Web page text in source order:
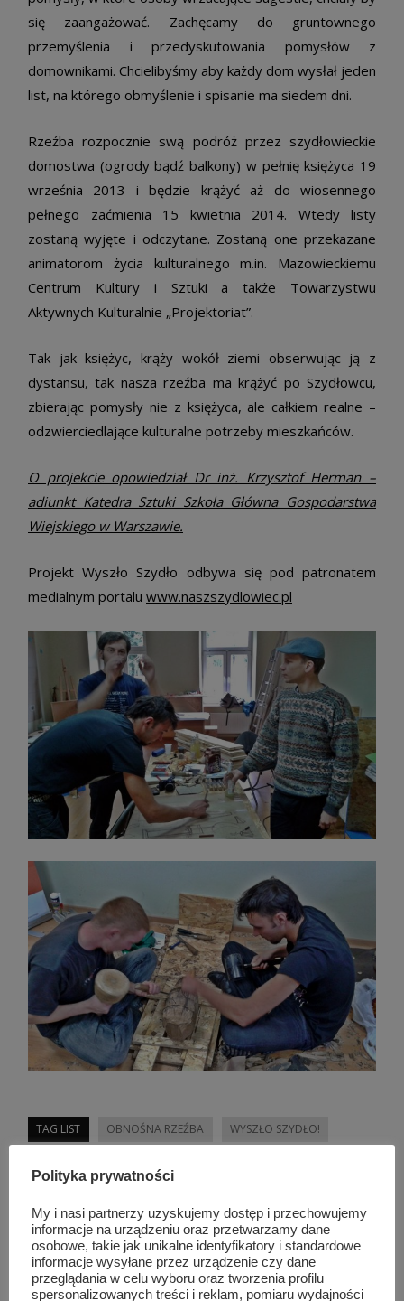
się zaangażować. Zachęcamy do gruntownego
przemyślenia i przedyskutowania pomysłów z
domownikami. Chcielibyśmy aby każdy dom wysłał jeden
list, na którego obmyślenie i spisanie ma siedem dni.
Rzeźba rozpocznie swą podróż przez szydłowieckie
domostwa (ogrody bądź balkony) w pełnię księżyca 19
września 2013 i będzie krążyć aż do wiosennego
pełnego zaćmienia 15 kwietnia 2014. Wtedy listy
zostaną wyjęte i odczytane. Zostaną one przekazane
animatorom życia kulturalnego m.in. Mazowieckiemu
Centrum Kultury i Sztuki a także Towarzystwu
Aktywnych Kulturalnie „Projektoriat”.
Tak jak księżyc, krąży wokół ziemi obserwując ją z
dystansu, tak nasza rzeźba ma krążyć po Szydłowcu,
zbierając pomysły nie z księżyca, ale całkiem realne –
odzwierciedlające kulturalne potrzeby mieszkańców.
O projekcie opowiedział Dr inż. Krzysztof Herman –
adiunkt Katedra Sztuki Szkoła Główna Gospodarstwa
Wiejskiego w Warszawie.
Projekt Wyszło Szydło odbywa się pod patronatem
medialnym portalu www.naszszydlowiec.pl
TAG LIST OBNOŚNA RZEŹBA WYSZŁO SZYDŁO!
Polityka prywatności
My i nasi partnerzy uzyskujemy dostęp i przechowujemy
informacje na urządzeniu oraz przetwarzamy dane
osobowe, takie jak unikalne identyfikatory i standardowe
informacje wysyłane przez urządzenie czy dane
przeglądania w celu wyboru oraz tworzenia profilu
spersonalizowanych treści i reklam, pomiaru wydajności